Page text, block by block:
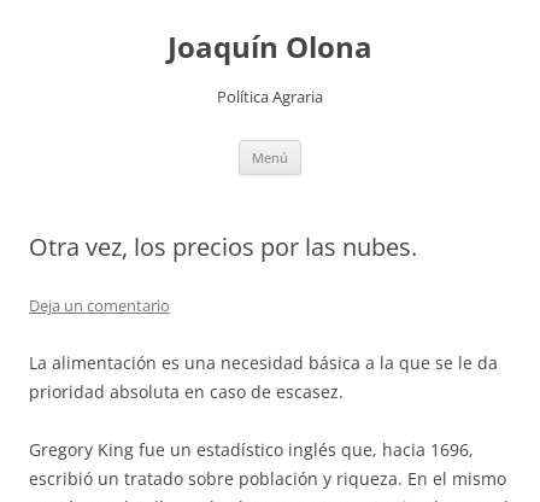
Joaquín Olona
Política Agraria
Menú
Otra vez, los precios por las nubes.
Deja un comentario
La alimentación es una necesidad básica a la que se le da
prioridad absoluta en caso de escasez.
Gregory King fue un estadístico inglés que, hacia 1696,
escribió un tratado sobre población y riqueza. En el mismo